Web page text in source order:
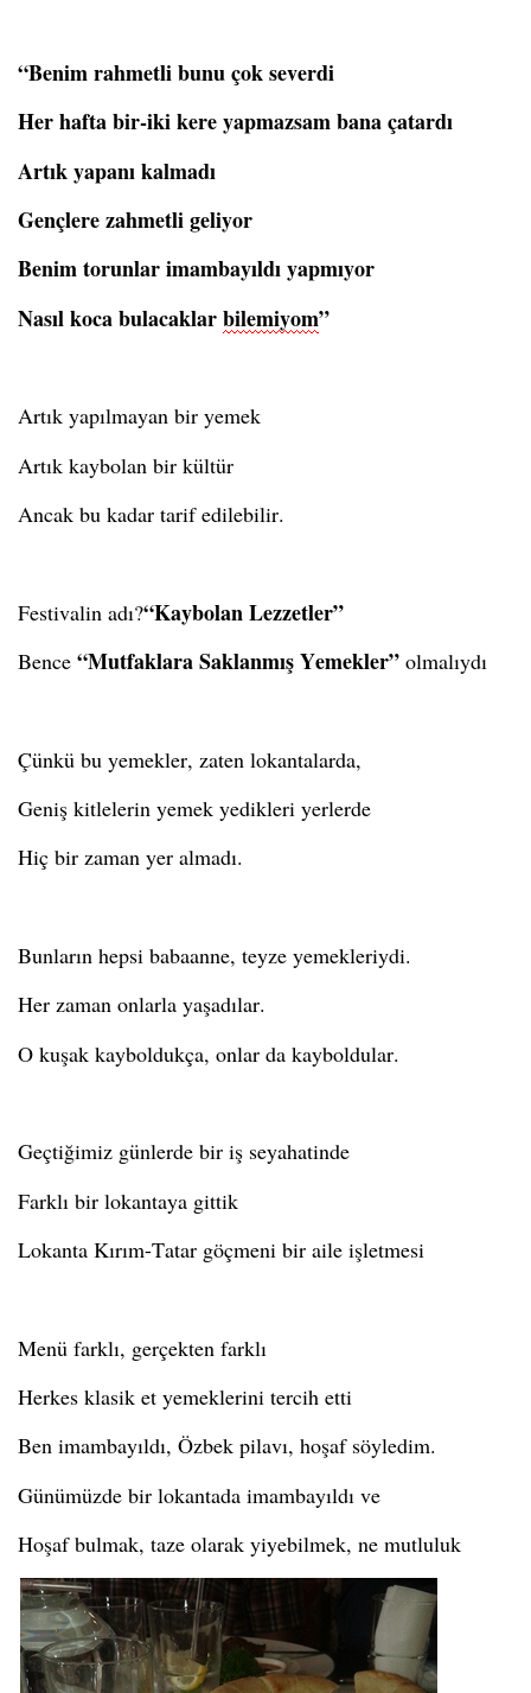
“Benim rahmetli bunu çok severdi
Her hafta bir-iki kere yapmazsam bana çatardı
Artık yapanı kalmadı
Gençlere zahmetli geliyor
Benim torunlar imambayıldı yapmıyor
Nasıl koca bulacaklarbilemiyom”
Artık yapılmayan bir yemek
Artık kaybolan bir kültür
Ancak bu kadar tarif edilebilir.
Festivalin adı?“Kaybolan Lezzetler”
Bence “Mutfaklara Saklanmış Yemekler” olmalıydı
Çünkü bu yemekler, zaten lokantalarda,
Geniş kitlelerin yemek yedikleri yerlerde
Hiç bir zaman yer almadı.
Bunların hepsi babaanne, teyze yemekleriydi.
Her zaman onlarla yaşadılar.
O kuşak kayboldukça, onlar da kayboldular.
Geçtiğimiz günlerde bir iş seyahatinde
Farklı bir lokantaya gittik
Lokanta Kırım-Tatar göçmeni bir aile işletmesi
Menü farklı, gerçekten farklı
Herkes klasik et yemeklerini tercih etti
Ben imambayıldı, Özbek pilavı, hoşaf söyledim.
Günümüzde bir lokantada imambayıldı ve
Hoşaf bulmak, taze olarak yiyebilmek, ne mutluluk